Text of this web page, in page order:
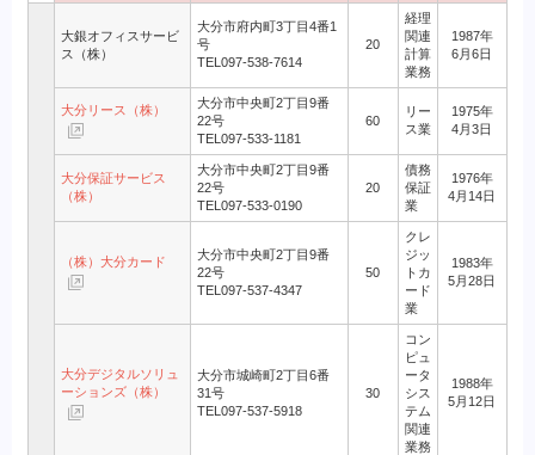
大銀オフィスサービ
ス（株）
大分市府内町3丁目4番1
号
TEL097-538-7614
20
経理
関連
計算
業務
1987年
6月6日
大分リース（株）
大分市中央町2丁目9番
22号
TEL097-533-1181
60
リー
ス業
1975年
4月3日
大分保証サービス
（株）
大分市中央町2丁目9番
22号
TEL097-533-0190
20
債務
保証
業
1976年
4月14日
（株）大分カード
大分市中央町2丁目9番
22号
TEL097-537-4347
50
クレ
ジッ
トカ
ード
業
1983年
5月28日
大分デジタルソリュ
ーションズ（株）
大分市城崎町2丁目6番
31号
TEL097-537-5918
30
コン
ピュ
ータ
シス
テム
関連
業務
1988年
5月12日